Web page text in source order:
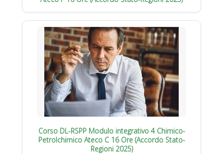
Corso DL-RSPP Modulo integrativo 4 Chimico-
Petrolchimico Ateco C 16 Ore (Accordo Stato-
Regioni 2025)